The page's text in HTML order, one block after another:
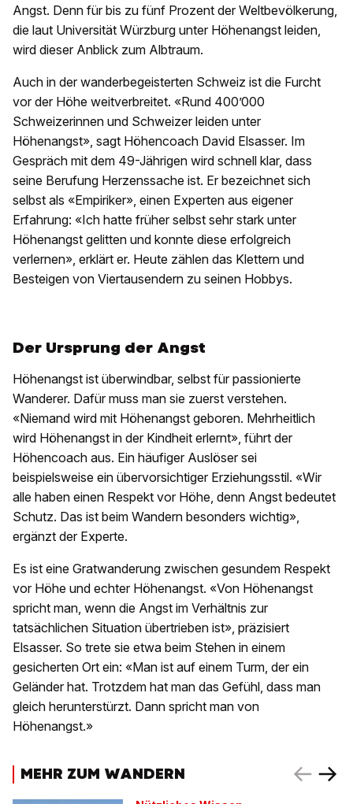
Angst. Denn für bis zu fünf Prozent der Weltbevölkerung,
die laut Universität Würzburg unter Höhenangst leiden,
wird dieser Anblick zum Albtraum.
Auch in der wanderbegeisterten Schweiz ist die Furcht
vor der Höhe weitverbreitet. «Rund 400’000
Schweizerinnen und Schweizer leiden unter
Höhenangst», sagt Höhencoach David Elsasser. Im
Gespräch mit dem 49-Jährigen wird schnell klar, dass
seine Berufung Herzenssache ist. Er bezeichnet sich
selbst als «Empiriker», einen Experten aus eigener
Erfahrung: «Ich hatte früher selbst sehr stark unter
Höhenangst gelitten und konnte diese erfolgreich
verlernen», erklärt er. Heute zählen das Klettern und
Besteigen von Viertausendern zu seinen Hobbys.
Der Ursprung der Angst
Höhenangst ist überwindbar, selbst für passionierte
Wanderer. Dafür muss man sie zuerst verstehen.
«Niemand wird mit Höhenangst geboren. Mehrheitlich
wird Höhenangst in der Kindheit erlernt», führt der
Höhencoach aus. Ein häufiger Auslöser sei
beispielsweise ein übervorsichtiger Erziehungsstil. «Wir
alle haben einen Respekt vor Höhe, denn Angst bedeutet
Schutz. Das ist beim Wandern besonders wichtig»,
ergänzt der Experte.
Es ist eine Gratwanderung zwischen gesundem Respekt
vor Höhe und echter Höhenangst. «Von Höhenangst
spricht man, wenn die Angst im Verhältnis zur
tatsächlichen Situation übertrieben ist», präzisiert
Elsasser. So trete sie etwa beim Stehen in einem
gesicherten Ort ein: «Man ist auf einem Turm, der ein
Geländer hat. Trotzdem hat man das Gefühl, dass man
gleich herunterstürzt. Dann spricht man von
Höhenangst.»
MEHR ZUM WANDERN